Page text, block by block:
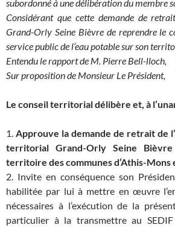
subordonné à une délibération du membre
Considérant que cette demande de
Grand-Orly Seine Bièvre de reprendre le
service public de l’eau potable sur son
Entendu le rapport de M. Pierre Bell-lloch,
Sur proposition de Monsieur Le Président,
Le conseil territorial délibère et, à
1. Approuve la demande de retrait de
territorial Grand-Orly Seine
territoire des communes d’Athis-Mons
2. Invite en conséquence son
habilitée par lui à mettre en œuvre
nécessaires à l’exécution de la
particulier à la transmettre au